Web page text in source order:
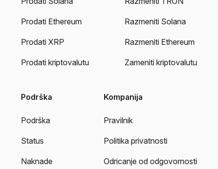
Prodati Ethereum
Prodati XRP
Prodati kriptovalutu
Razmeniti Solana
Razmeniti Ethereum
Zameniti kriptovalutu
Podrška
Podrška
Status
Naknade
Kompanija
Pravilnik
Politika privatnosti
Odricanje od odgovornosti